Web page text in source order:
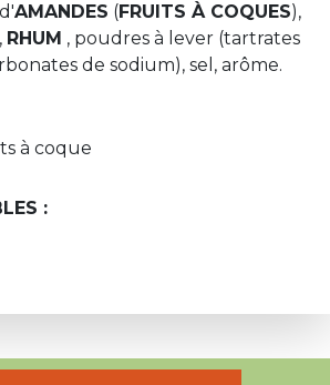
AMANDES (FRUITS À COQUES),
RHUM , poudres à lever (tartrates
de sodium), sel, arôme.
à coque
: